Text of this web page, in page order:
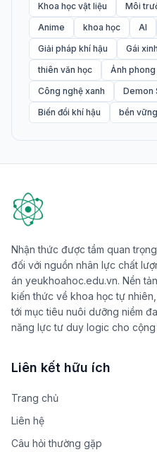
Khoa học vật liệu
Môi
Anime
khoa học AI
Giải pháp khí hậu
Gái xinh
thiên văn học
Ảnh phong
Công nghệ xanh
Demon
Biến đổi khí hậu
bền vững
Nhận thức được tầm quan
đối với nguồn nhân lực chất
án yeukhoahoc.edu.vn. Nền
kiến thức về khoa học tự
tới mục tiêu nuôi dưỡng niềm
năng lực tư duy logic cho cộng
Liên kết hữu ích
Trang chủ
Liên hệ
Câu hỏi thường gặp